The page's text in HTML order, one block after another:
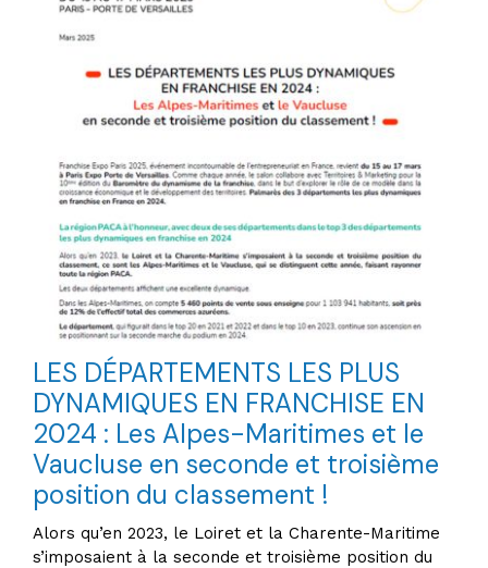
LES DÉPARTEMENTS LES PLUS
DYNAMIQUES EN FRANCHISE EN
2024 : Les Alpes-Maritimes et le
Vaucluse en seconde et troisième
position du classement !
Alors qu’en 2023, le Loiret et la Charente-Maritime
s’imposaient à la seconde et troisième position du